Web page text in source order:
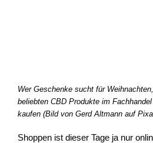
Wer Geschenke sucht für
beliebten CBD Produkte im
kaufen (Bild von Gerd Altmann auf
Shoppen ist dieser Tage ja nur